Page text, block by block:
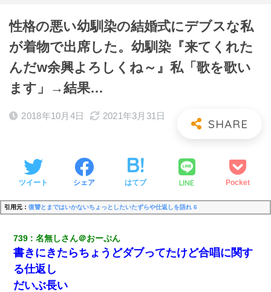
性格の悪い幼馴染の結婚式にデブスな私
が着物で出席した。幼馴染『来てくれた
んだw余興よろしくね～』私「歌を歌い
ます」→結果…
2018年10月4日 2021年3月31日
ツイート シェア はてブ LINE Pocket
引用元： 復讐とまではいかないちょっとしたいたずらや仕返しを語れ 6
739 名無しさん＠おーぷん
書きにきたらちょうどダブってたけど合唱に関す
る仕返し
だいぶ長い